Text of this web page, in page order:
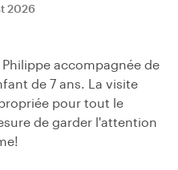
2026
accompagnée de
de 7 ans. La visite
pour tout le
de garder l'attention